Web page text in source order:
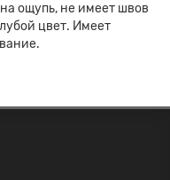
ощупь, не имеет швов
цвет. Имеет